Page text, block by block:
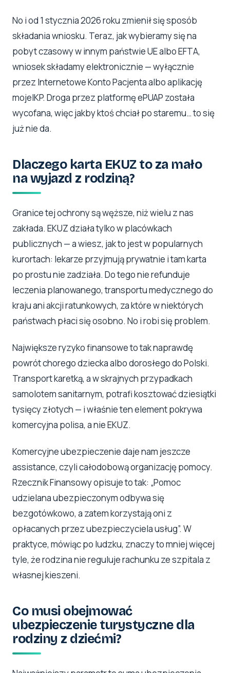
No i od 1 stycznia 2026 roku zmienił się sposób
składania wniosku. Teraz, jak wybieramy się na
pobyt czasowy w innym państwie UE albo EFTA,
wniosek składamy elektronicznie — wyłącznie
przez Internetowe Konto Pacjenta albo aplikację
mojeIKP. Droga przez platformę ePUAP została
wycofana, więc jakby ktoś chciał po staremu… to się
już nie da.
Dlaczego karta EKUZ to za mało
na wyjazd z rodziną?
Granice tej ochrony są węższe, niż wielu z nas
zakłada. EKUZ działa tylko w placówkach
publicznych — a wiesz, jak to jest w popularnych
kurortach: lekarze przyjmują prywatnie i tam karta
po prostu nie zadziała. Do tego nie refunduje
leczenia planowanego, transportu medycznego do
kraju ani akcji ratunkowych, za które w niektórych
państwach płaci się osobno. No i robi się problem.
Największe ryzyko finansowe to tak naprawdę
powrót chorego dziecka albo dorosłego do Polski.
Transport karetką, a w skrajnych przypadkach
samolotem sanitarnym, potrafi kosztować dziesiątki
tysięcy złotych — i właśnie ten element pokrywa
komercyjna polisa, a nie EKUZ.
Komercyjne ubezpieczenie daje nam jeszcze
assistance, czyli całodobową organizację pomocy.
Rzecznik Finansowy opisuje to tak: „Pomoc
udzielana ubezpieczonym odbywa się
bezgotówkowo, a zatem korzystają oni z
opłacanych przez ubezpieczyciela usług”. W
praktyce, mówiąc po ludzku, znaczy to mniej więcej
tyle, że rodzina nie reguluje rachunku ze szpitala z
własnej kieszeni.
Co musi obejmować
ubezpieczenie turystyczne dla
rodziny z dziećmi?